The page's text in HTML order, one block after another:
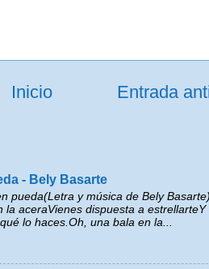
Entrada
Inicio
- Bely Basarte
pueda(Letra y música de Bely
la aceraVienes dispuesta a estrellarteY
lo haces.Oh, una bala en la...